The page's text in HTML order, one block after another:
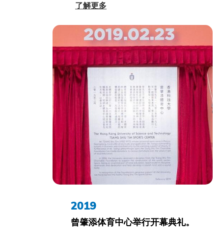
了解更多
2019
曾肇添体育中心举行开幕典礼。